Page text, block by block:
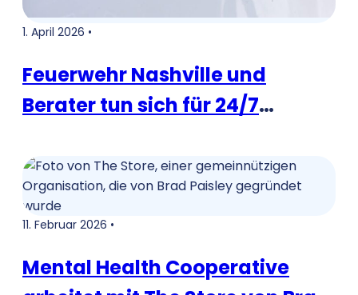
1. April 2026 •
Feuerwehr Nashville und
Berater tun sich für 24/7
zusammen, um mehr
Hilfsmöglichkeiten anzubieten
11. Februar 2026 •
Mental Health Cooperative